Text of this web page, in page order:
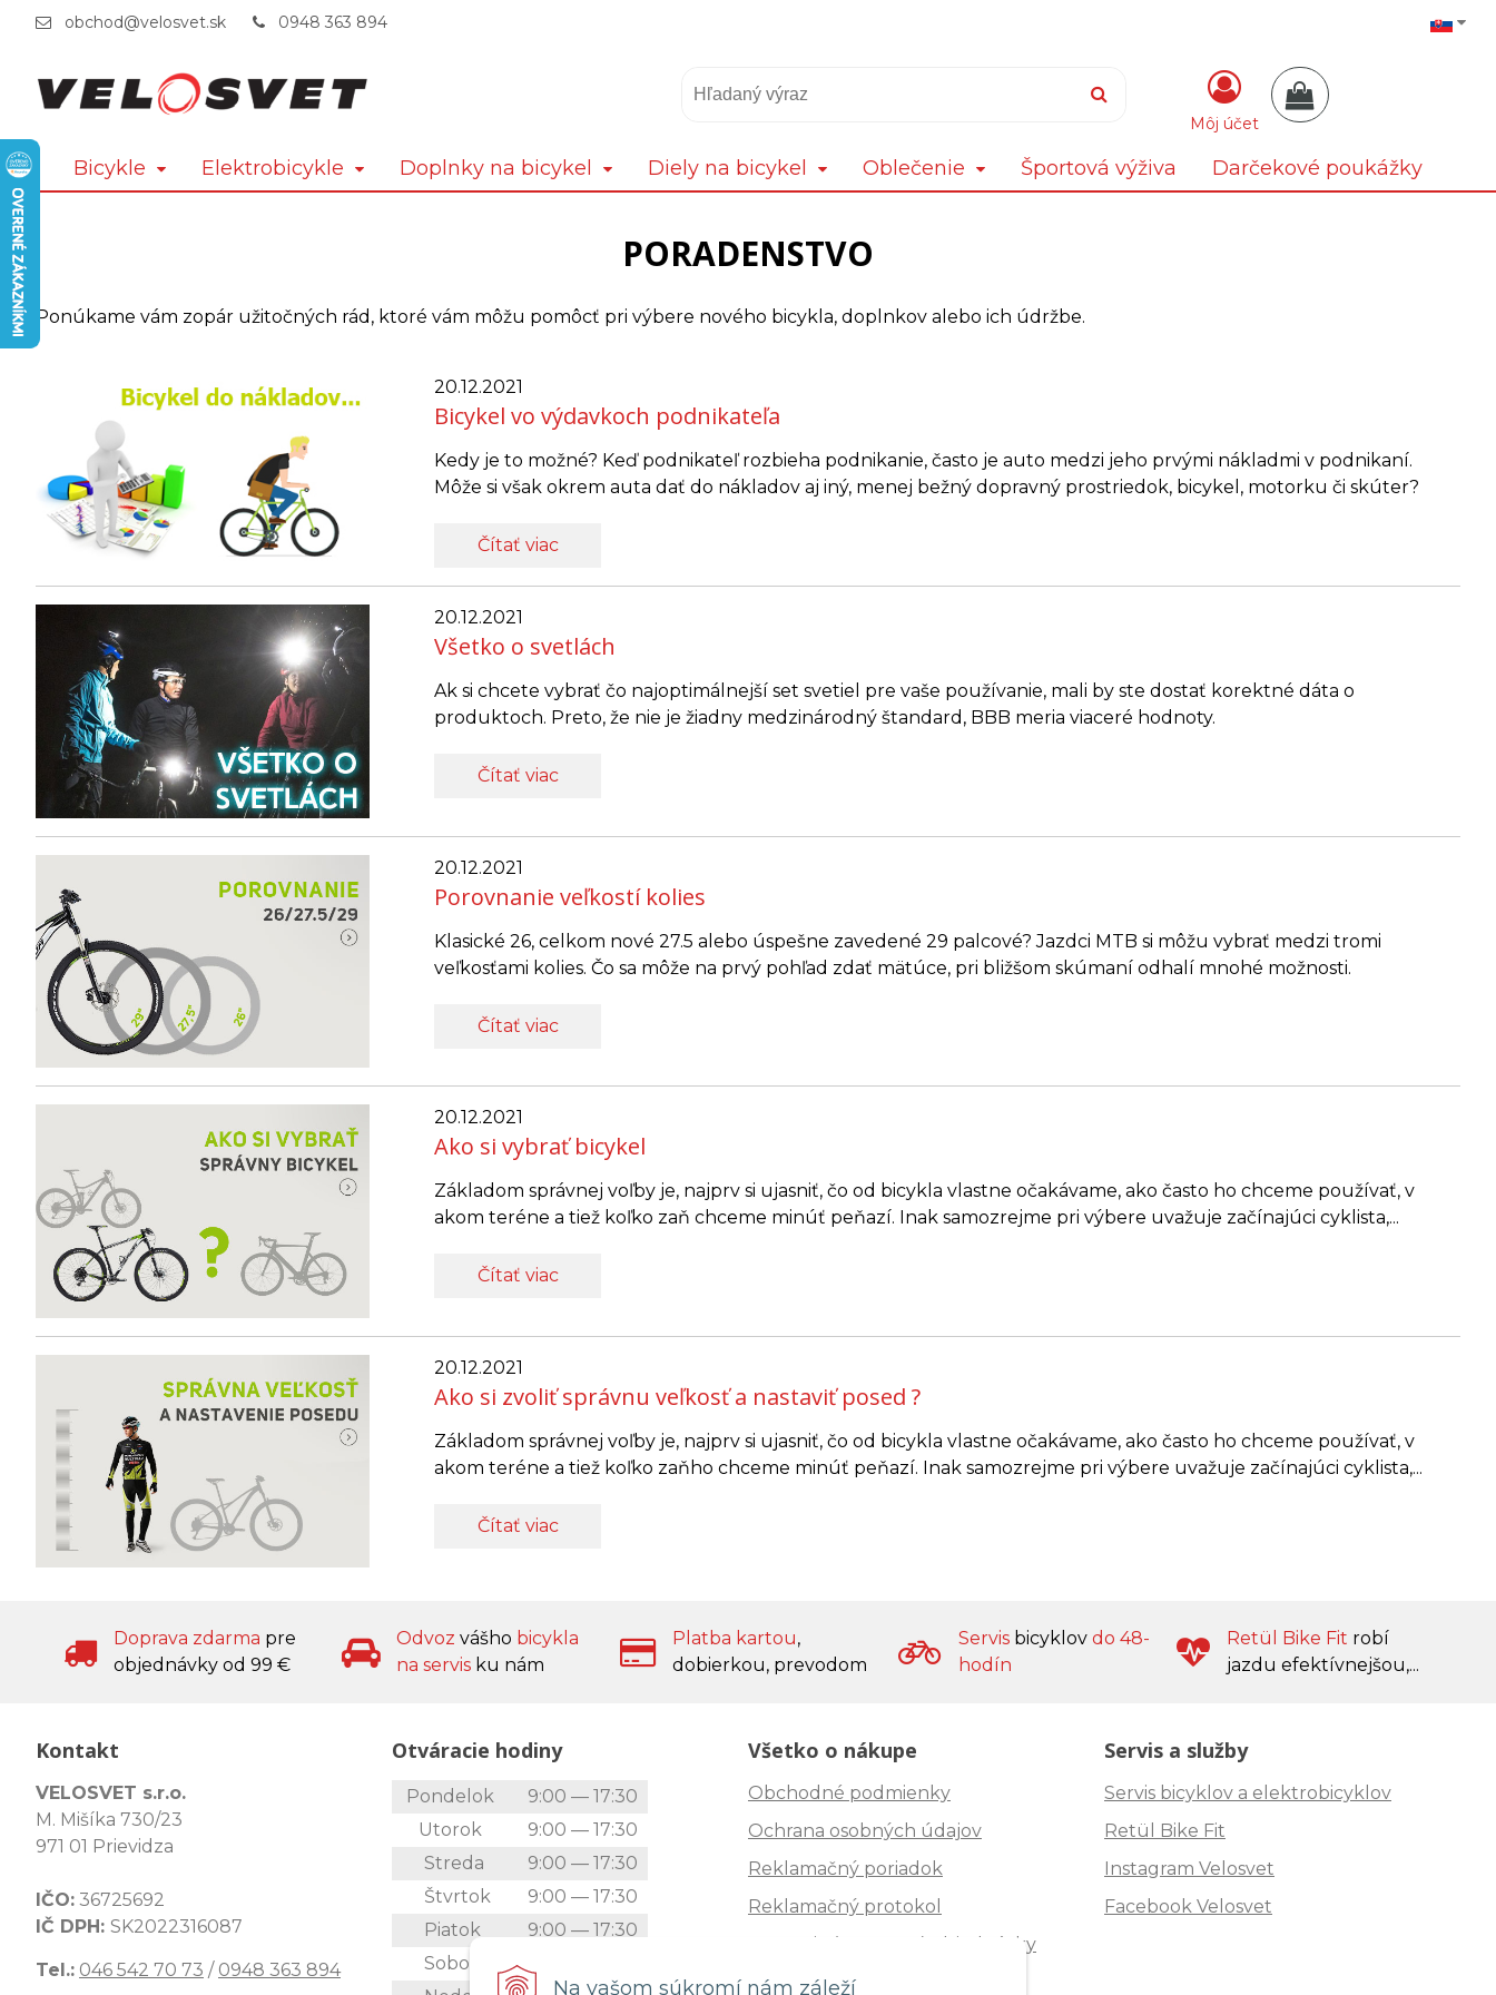
Na vašom súkromí nám záleží
obchod@velosvet.sk 0948 363 894
Môj účet
Bicykle Elektrobicykle Doplnky na bicykel Diely na bicykel Oblečenie Športová výživa Darčekové poukážky
PORADENSTVO
Ponúkame vám zopár užitočných rád, ktoré vám môžu pomôcť pri výbere nového bicykla, doplnkov alebo ich údržbe.
20.12.2021
Bicykel vo výdavkoch podnikateľa
Kedy je to možné? Keď podnikateľ rozbieha podnikanie, často je auto medzi jeho prvými nákladmi v podnikaní.
Môže si však okrem auta dať do nákladov aj iný, menej bežný dopravný prostriedok, bicykel, motorku či skúter?
Čítať viac
20.12.2021
Všetko o svetlách
Ak si chcete vybrať čo najoptimálnejší set svetiel pre vaše používanie, mali by ste dostať korektné dáta o
produktoch. Preto, že nie je žiadny medzinárodný štandard, BBB meria viaceré hodnoty.
Čítať viac
20.12.2021
Porovnanie veľkostí kolies
Klasické 26, celkom nové 27.5 alebo úspešne zavedené 29 palcové? Jazdci MTB si môžu vybrať medzi tromi
veľkosťami kolies. Čo sa môže na prvý pohľad zdať mätúce, pri bližšom skúmaní odhalí mnohé možnosti.
Čítať viac
20.12.2021
Ako si vybrať bicykel
Základom správnej voľby je, najprv si ujasniť, čo od bicykla vlastne očakávame, ako často ho chceme používať, v
akom teréne a tiež koľko zaň chceme minúť peňazí. Inak samozrejme pri výbere uvažuje začínajúci cyklista,...
Čítať viac
20.12.2021
Ako si zvoliť správnu veľkosť a nastaviť posed ?
Základom správnej voľby je, najprv si ujasniť, čo od bicykla vlastne očakávame, ako často ho chceme používať, v
akom teréne a tiež koľko zaňho chceme minúť peňazí. Inak samozrejme pri výbere uvažuje začínajúci cyklista,...
Čítať viac
Doprava zdarma pre
objednávky od 99 €
Odvoz vášho bicykla
na servis ku nám
Platba kartou,
dobierkou, prevodom
Servis bicyklov do 48-
hodín
Retül Bike Fit robí
jazdu efektívnejšou,...
Kontakt
VELOSVET s.r.o.
M. Mišíka 730/23
971 01 Prievidza
IČO: 36725692
IČ DPH: SK2022316087
Tel.: 046 542 70 73 / 0948 363 894
Otváracie hodiny
Pondelok
9:00 — 17:30
Utorok
9:00 — 17:30
Streda
9:00 — 17:30
Štvrtok
9:00 — 17:30
Piatok
9:00 — 17:30
Sobota
9:00 — 12:00
Všetko o nákupe
Obchodné podmienky
Ochrana osobných údajov
Reklamačný poriadok
Reklamačný protokol
Zrušenie (STORNO) objednávky
Doprava
Servis a služby
Servis bicyklov a elektrobicyklov
Retül Bike Fit
Instagram Velosvet
Facebook Velosvet